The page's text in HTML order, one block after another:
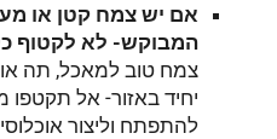
אם יש צמח קטן או
המבוקש- לא לקטוף
צמח טוב למאכל, תה
יחיד באזור- אל תקטפו
להתפתח וליצור